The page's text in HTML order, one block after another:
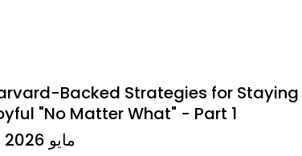
Backed Strategies for Staying
"No Matter What" - Part 1
14 مايو 2026